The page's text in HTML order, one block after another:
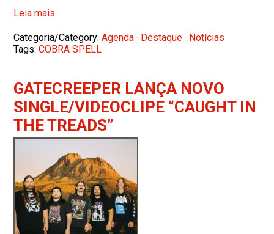
Leia mais
Categoria/Category:Agenda · Destaque · Notícias
Tags:COBRA SPELL
GATECREEPER LANÇA NOVO
SINGLE/VIDEOCLIPE “CAUGHT IN
THE TREADS”